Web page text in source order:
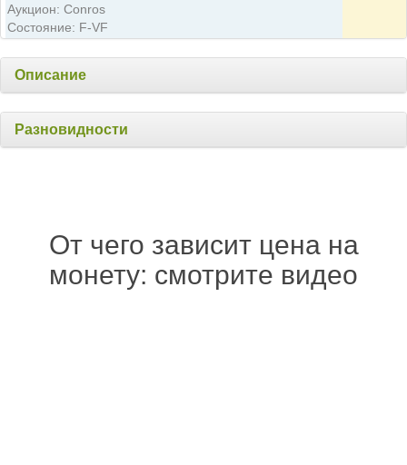
Аукцион: Conros
Состояние: F-VF
Описание
Разновидности
От чего зависит цена на
монету: смотрите видео